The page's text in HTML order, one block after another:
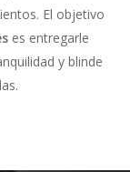
El objetivo
es entregarle
y blinde